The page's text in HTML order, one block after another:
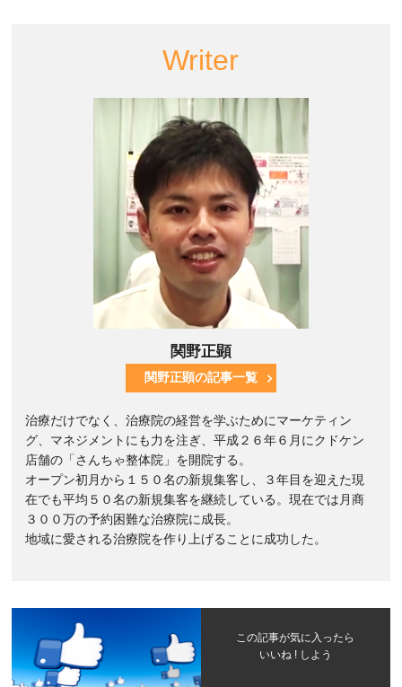
Writer
関野正顕
関野正顕の記事一覧
治療だけでなく、治療院の経営を学ぶためにマーケティン
グ、マネジメントにも力を注ぎ、平成２６年６月にクドケン
店舗の「さんちゃ整体院」を開院する。
オープン初月から１５０名の新規集客し、３年目を迎えた現
在でも平均５０名の新規集客を継続している。現在では月商
３００万の予約困難な治療院に成長。
地域に愛される治療院を作り上げることに成功した。
この記事が気に入ったら
いいね ! しよう